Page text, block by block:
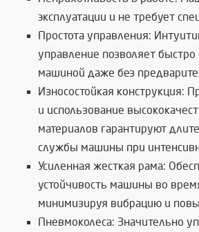
эксплуатации и не требует
Простота управления:
управление позволяет быстро
машиной даже без
Износостойкая конструкция:
и использование
материалов гарантируют
службы машины при
Усиленная жесткая рама:
устойчивость машины во
минимизируя вибрацию и
Пневмоколеса: Значительно